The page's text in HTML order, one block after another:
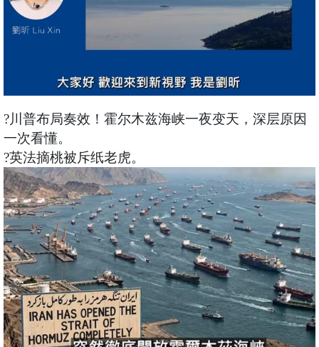
?川普布局奏效！霍尔木兹海峡一夜变天，深层原因
一次看懂。
?英法摘桃被斥纸老虎。